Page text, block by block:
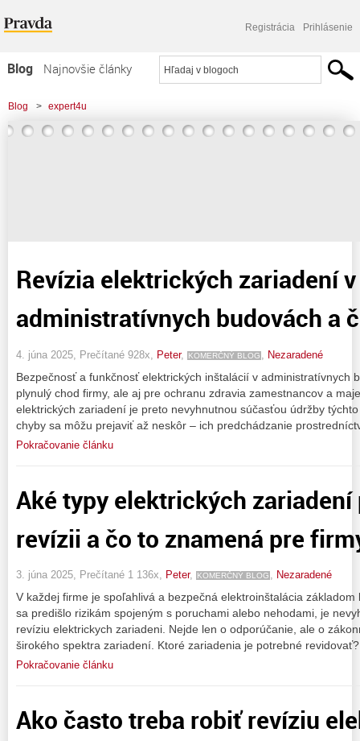
Registrácia Prihlásenie
Blog
Najnovšie články
Najčítanejšie články
Najkomentovanejšie články
Blog > expert4u
Revízia elektrických zariadení v
administratívnych budovách a
4. júna 2025, Prečítané 928x, Peter, KOMERČNÝ BLOG Nezaradené
Bezpečnosť a funkčnosť elektrických inštalácií v administratívnych
plynulý chod firmy, ale aj pre ochranu zdravia zamestnancov a
elektrických zariadení je preto nevyhnutnou súčasťou údržby
chyby sa môžu prejaviť až neskôr – ich predchádzanie
Pokračovanie článku
Aké typy elektrických
revízii a čo to znamená pre
3. júna 2025, Prečítané 1 136x, Peter, KOMERČNÝ BLOG , Nezaradené
V každej firme je spoľahlivá a bezpečná elektroinštalácia
sa predišlo rizikám spojeným s poruchami alebo nehodami, je
revíziu elektrickych zariadeni. Nejde len o odporúčanie, ale o
širokého spektra zariadení. Ktoré zariadenia je potrebné
Pokračovanie článku
Ako často treba robiť revíziu